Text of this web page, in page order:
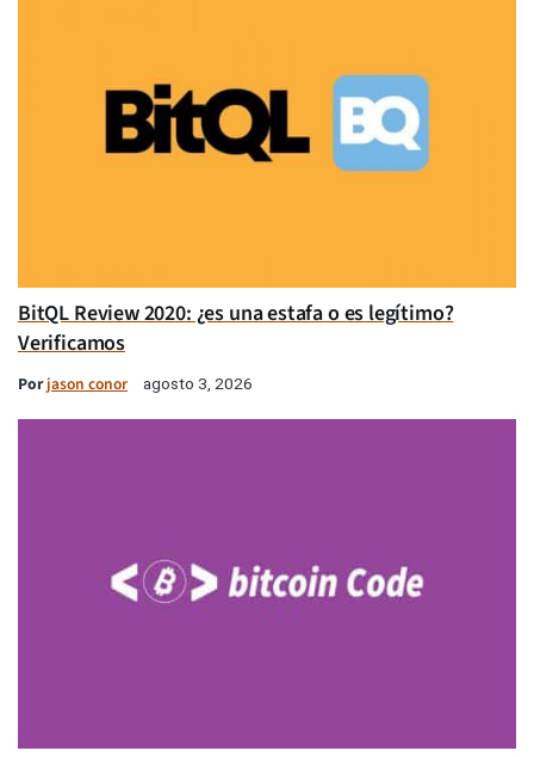
BitQL Review 2020: ¿es una estafa o es legítimo?
Verificamos
Porjason conor agosto 3, 2026